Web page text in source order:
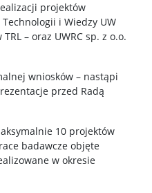
projektów
i Wiedzy UW
– oraz UWRC sp. z o.o.
wniosków – nastąpi
przed Radą
10 projektów
badawcze objęte
w okresie